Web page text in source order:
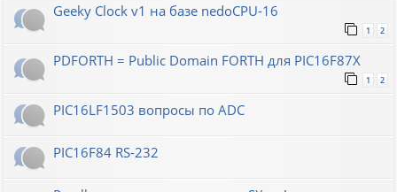
Geeky Clock v1 на базе nedoCPU-16
1 2
PDFORTH = Public Domain FORTH для PIC16F87X
1 2
PIC16LF1503 вопросы по ADC
PIC16F84 RS-232